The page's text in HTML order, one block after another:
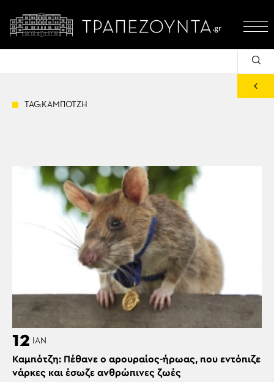
TAG:ΚΑΜΠΟΤΖΗ
12 ΙΑΝ
Καμπότζη: Πέθανε ο αρουραίος-ήρωας, που εντόπιζε
νάρκες και έσωζε ανθρώπινες ζωές